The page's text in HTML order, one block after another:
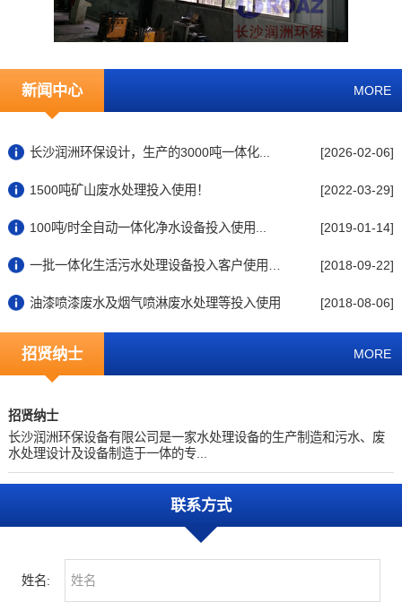
新闻中心 MORE
长沙润洲环保设计，生产的3000吨一体化... [2026-02-06]
1500吨矿山废水处理投入使用！ [2022-03-29]
100吨/时全自动一体化净水设备投入使用... [2019-01-14]
[2018-09-22]
油漆喷漆废水及烟气喷淋废水处理等投入使用 [2018-08-06]
招贤纳士 MORE
招贤纳士
长沙润洲环保设备有限公司是一家水处理设备的生产制造和污水、废
水处理设计及设备制造于一体的专...
联系方式
姓名: